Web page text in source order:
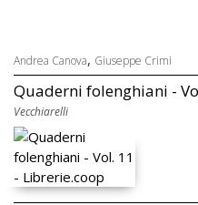
Andrea Canova, Giuseppe Crimi
Quaderni folenghiani -
Vecchiarelli